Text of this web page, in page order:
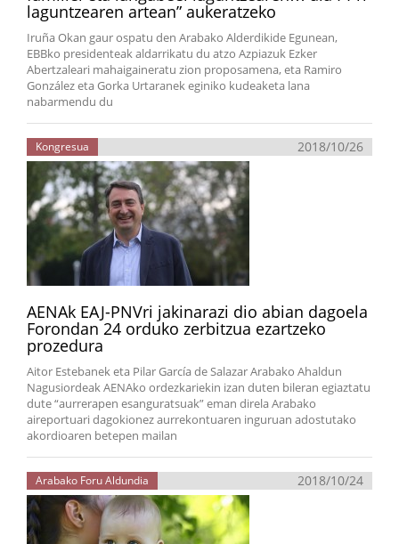
laguntzearen artean” aukeratzeko
Iruña Okan gaur ospatu den Arabako Alderdikide Egunean,
EBBko presidenteak aldarrikatu du atzo Azpiazuk Ezker
Abertzaleari mahaigaineratu zion proposamena, eta Ramiro
González eta Gorka Urtaranek eginiko kudeaketa lana
nabarmendu du
Kongresua 2018/10/26
AENAk EAJ-PNVri jakinarazi dio abian dagoela
Forondan 24 orduko zerbitzua ezartzeko
prozedura
Aitor Estebanek eta Pilar García de Salazar Arabako Ahaldun
Nagusiordeak AENAko ordezkariekin izan duten bileran egiaztatu
dute “aurrerapen esanguratsuak” eman direla Arabako
aireportuari dagokionez aurrekontuaren inguruan adostutako
akordioaren betepen mailan
Arabako Foru Aldundia 2018/10/24